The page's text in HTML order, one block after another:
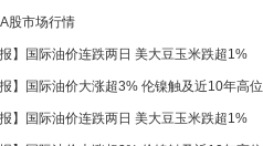
股市场行情
】国际油价连跌两日 美大豆玉米跌超1%
】国际油价大涨超3% 伦镍触及近10年高位
】国际油价连跌两日 美大豆玉米跌超1%